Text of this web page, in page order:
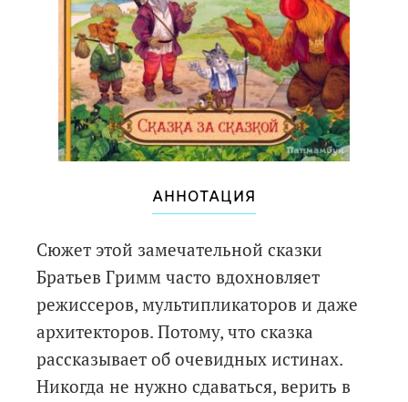
АННОТАЦИЯ
Сюжет этой замечательной сказки
Братьев Гримм часто вдохновляет
режиссеров, мультипликаторов и даже
архитекторов. Потому, что сказка
рассказывает об очевидных истинах.
Никогда не нужно сдаваться, верить в